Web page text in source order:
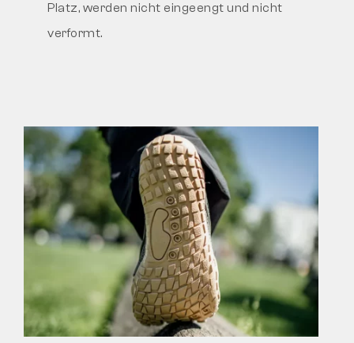
Platz, werden nicht eingeengt und nicht
verformt.